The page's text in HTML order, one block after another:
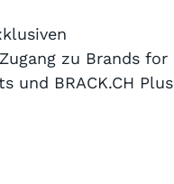
zu Brands for
und BRACK.CH Plus